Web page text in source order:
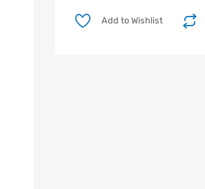
Add to Wishlist